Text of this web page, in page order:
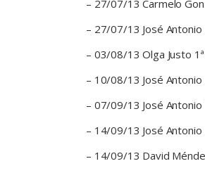
– 27/07/13 Carmelo
– 27/07/13 José
– 03/08/13 Olga Justo
– 10/08/13 José Antonio
– 07/09/13 José Antonio
– 14/09/13 José Antonio
– 14/09/13 David